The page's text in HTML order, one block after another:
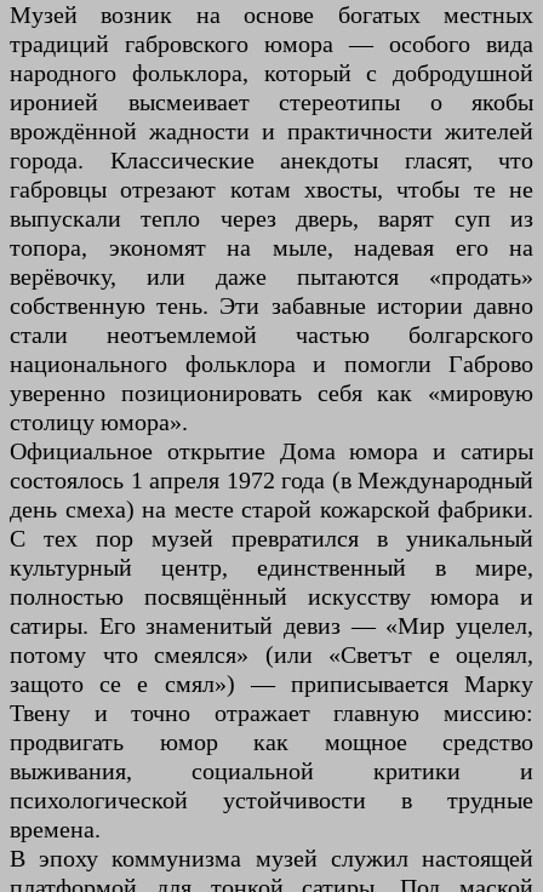
Музей возник на основе богатых местных
традиций габровского юмора — особого вида
народного фольклора, который с добродушной
иронией высмеивает стереотипы о якобы
врождённой жадности и практичности жителей
города. Классические анекдоты гласят, что
габровцы отрезают котам хвосты, чтобы те не
выпускали тепло через дверь, варят суп из
топора, экономят на мыле, надевая его на
верёвочку, или даже пытаются «продать»
собственную тень. Эти забавные истории давно
стали неотъемлемой частью болгарского
национального фольклора и помогли Габрово
уверенно позиционировать себя как «мировую
столицу юмора».
Официальное открытие Дома юмора и сатиры
состоялось 1 апреля 1972 года (в Международный
день смеха) на месте старой кожарской фабрики.
С тех пор музей превратился в уникальный
культурный центр, единственный в мире,
полностью посвящённый искусству юмора и
сатиры. Его знаменитый девиз — «Мир уцелел,
потому что смеялся» (или «Светът е оцелял,
защото се е смял») — приписывается Марку
Твену и точно отражает главную миссию:
продвигать юмор как мощное средство
выживания, социальной критики и
психологической устойчивости в трудные
времена.
В эпоху коммунизма музей служил настоящей